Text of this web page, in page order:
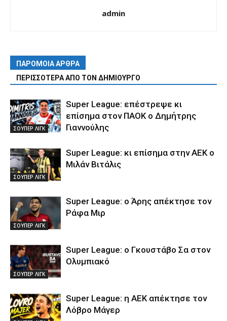
admin
ΠΑΡΟΜΟΙΑ ΑΡΘΡΑ
ΠΕΡΙΣΣΟΤΕΡΑ ΑΠΟ ΤΟΝ ΔΗΜΙΟΥΡΓΟ
ΣΟΥΠΕΡ ΛΙΓΚ
Super League: επέστρεψε κι
επίσημα στον ΠΑΟΚ ο Δημήτρης
Γιαννούλης
ΣΟΥΠΕΡ ΛΙΓΚ
Super League: κι επίσημα στην ΑΕΚ ο
Μιλάν Βιτάλις
ΣΟΥΠΕΡ ΛΙΓΚ
Super League: ο Άρης απέκτησε τον
Ράφα Μιρ
ΣΟΥΠΕΡ ΛΙΓΚ
Super League: ο Γκουστάβο Σα στον
Ολυμπιακό
Super League: η ΑΕΚ απέκτησε τον
Λόβρο Μάγερ